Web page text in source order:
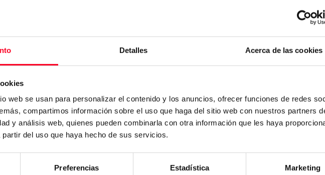
Detalles Acerca de las cookies
web se usan para personalizar el contenido y los anuncios, ofrecer funciones de redes
compartimos información sobre el uso que haga del sitio web con nuestros partners
y análisis web, quienes pueden combinarla con otra información que les haya
partir del uso que haya hecho de sus servicios.
Preferencias Estadística Marketing